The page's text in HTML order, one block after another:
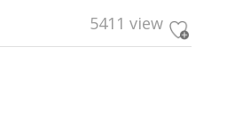
5411 view